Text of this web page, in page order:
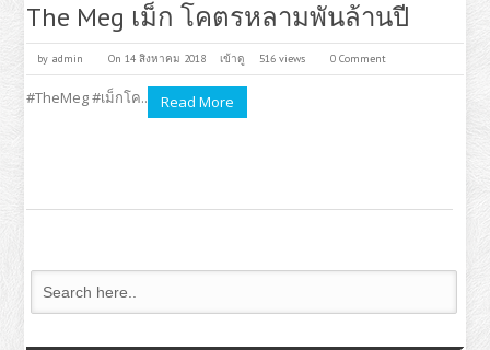
The Meg เม็ก โคตรหลามพันล้านปี
by admin On 14 สิงหาคม 2018 เข้าดู 516 views 0 Comment
#TheMeg #เม็กโค.. Read More